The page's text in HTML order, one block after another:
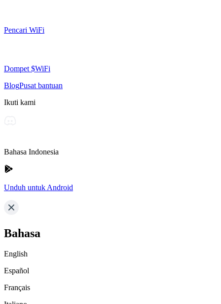
Pencari WiFi
Dompet $WiFi
BlogPusat bantuan
Ikuti kami
Bahasa Indonesia
Unduh untuk Android
Bahasa
English
Español
Français